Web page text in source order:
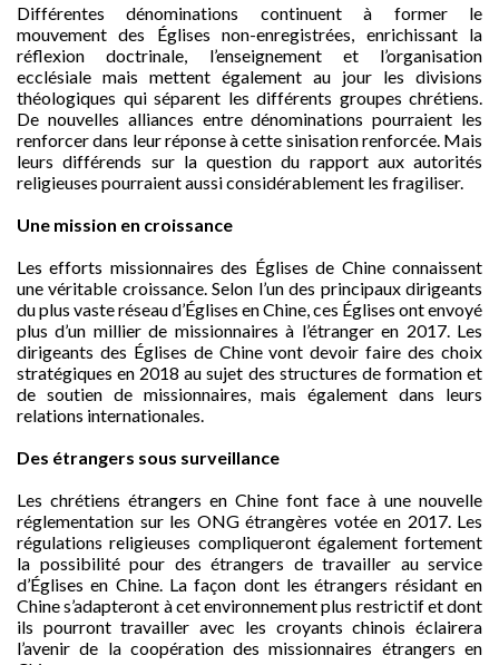
Différentes dénominations continuent à former le
mouvement des Églises non-enregistrées, enrichissant la
réflexion doctrinale, l’enseignement et l’organisation
ecclésiale mais mettent également au jour les divisions
théologiques qui séparent les différents groupes chrétiens.
De nouvelles alliances entre dénominations pourraient les
renforcer dans leur réponse à cette sinisation renforcée. Mais
leurs différends sur la question du rapport aux autorités
religieuses pourraient aussi considérablement les fragiliser.
Une mission en croissance
Les efforts missionnaires des Églises de Chine connaissent
une véritable croissance. Selon l’un des principaux dirigeants
du plus vaste réseau d’Églises en Chine, ces Églises ont envoyé
plus d’un millier de missionnaires à l’étranger en 2017. Les
dirigeants des Églises de Chine vont devoir faire des choix
stratégiques en 2018 au sujet des structures de formation et
de soutien de missionnaires, mais également dans leurs
relations internationales.
Des étrangers sous surveillance
Les chrétiens étrangers en Chine font face à une nouvelle
réglementation sur les ONG étrangères votée en 2017. Les
régulations religieuses compliqueront également fortement
la possibilité pour des étrangers de travailler au service
d’Églises en Chine. La façon dont les étrangers résidant en
Chine s’adapteront à cet environnement plus restrictif et dont
ils pourront travailler avec les croyants chinois éclairera
l’avenir de la coopération des missionnaires étrangers en